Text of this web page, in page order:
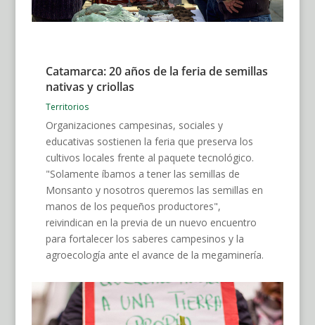
Catamarca: 20 años de la feria de semillas
nativas y criollas
Territorios
Organizaciones campesinas, sociales y
educativas sostienen la feria que preserva los
cultivos locales frente al paquete tecnológico.
"Solamente íbamos a tener las semillas de
Monsanto y nosotros queremos las semillas en
manos de los pequeños productores",
reivindican en la previa de un nuevo encuentro
para fortalecer los saberes campesinos y la
agroecología ante el avance de la megaminería.